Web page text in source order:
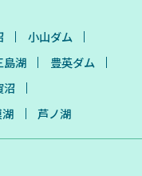
小山ダム
島湖
豊英ダム
沼
芦ノ湖